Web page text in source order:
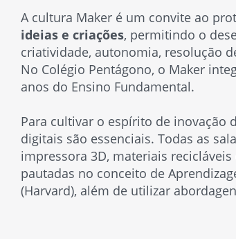
A cultura Maker é um convite ao
ideias e criações, permitindo o
criatividade, autonomia, resolução
No Colégio Pentágono, o Maker
anos do Ensino Fundamental.
Para cultivar o espírito de inovação
digitais são essenciais. Todas as
impressora 3D, materiais
pautadas no conceito de
(Harvard), além de utilizar